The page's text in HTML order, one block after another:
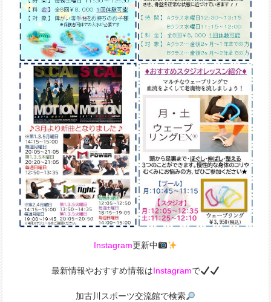
Instagram更新中
最新情報やおすすめ情報はInstagramで
加古川スポーツ交流館で検索